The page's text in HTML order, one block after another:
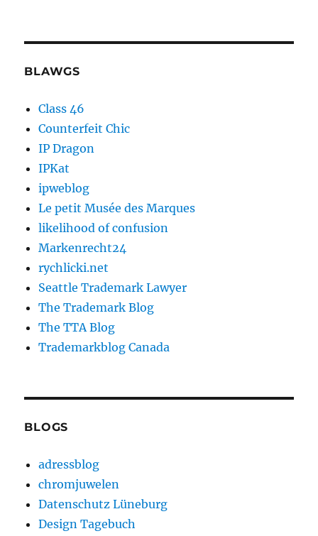
BLAWGS
Class 46
Counterfeit Chic
IP Dragon
IPKat
ipweblog
Le petit Musée des Marques
likelihood of confusion
Markenrecht24
rychlicki.net
Seattle Trademark Lawyer
The Trademark Blog
The TTA Blog
Trademarkblog Canada
BLOGS
adressblog
chromjuwelen
Datenschutz Lüneburg
Design Tagebuch